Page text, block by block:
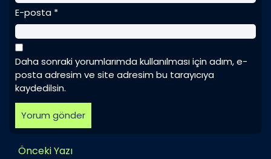
E-posta *
Daha sonraki yorumlarımda kullanılması için adım, e-
posta adresim ve site adresim bu tarayıcıya
kaydedilsin.
Önceki Yazı